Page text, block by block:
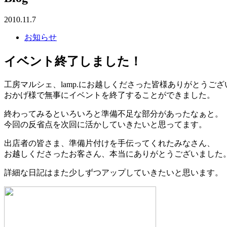
2010.11.7
お知らせ
イベント終了しました！
工房マルシェ、lamp.にお越しくださった皆様ありがとうござ
おかげ様で無事にイベントを終了することができました。
終わってみるといろいろと準備不足な部分があったなぁと。
今回の反省点を次回に活かしていきたいと思ってます。
出店者の皆さま、準備片付けを手伝ってくれたみなさん、
お越しくださったお客さん、本当にありがとうございました。
詳細な日記はまた少しずつアップしていきたいと思います。